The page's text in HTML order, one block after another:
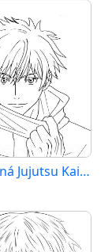
Tisknutelná Jujutsu Kaisen